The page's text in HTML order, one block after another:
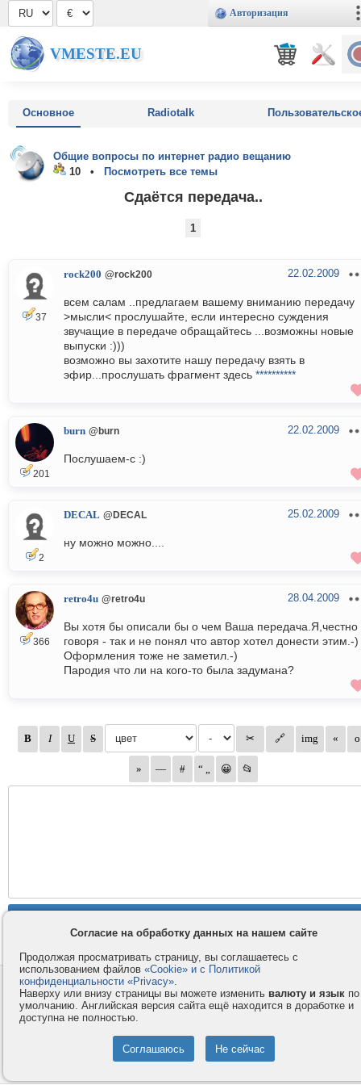
Авторизация
VMESTE.EU
Основное Radiotalk
Общие вопросы по интернет радио вещанию
10 •
Посмотреть все темы
Сдаётся передача..
1
37
rock200 @rock200 22.02.2009
всем салам ..предлагаем вашему вниманию передачу
>мысли< прослушайте, если интересно суждения
звучащие в передаче обращайтесь ...возможны новые
выпуски :)))
возможно вы захотите нашу передачу взять в
эфир...прослушать фрагмент здесь **********
201
burn @burn 22.02.2009
Послушаем-с :)
2
DECAL @DECAL 25.02.2009
ну можно можно....
366
retro4u @retro4u 28.04.2009
Вы хотя бы описали бы о чем Ваша передача.Я,честно
говоря - так и не понял что автор хотел донести этим.-)
Оформления тоже не заметил.-)
Пародия что ли на кого-то была задумана?
Контакты
Компания
Правила и условия
Услуги
Форумы
© 2008-2026VMESTE.EU - Все права защищены.
Согласие на обработку данных на нашем сайте
Продолжая просматривать страницу, вы соглашаетесь с
использованием файлов «Cookie» и с Политикой
конфиденциальности «Privacy».
Наверху или внизу страницы вы можете изменить валюту и язык по
умолчанию. Английская версия сайта ещё находится в доработке и
доступна не полностью.